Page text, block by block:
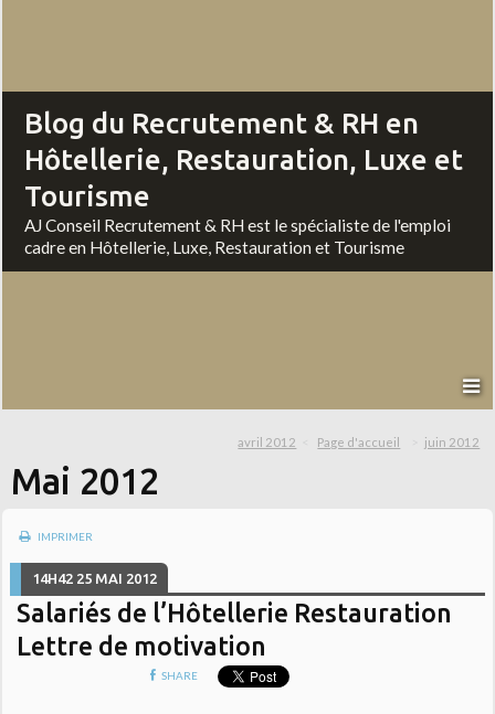
Blog du Recrutement & RH en
Hôtellerie, Restauration, Luxe et
Tourisme
AJ Conseil Recrutement & RH est le spécialiste de l'emploi
cadre en Hôtellerie, Luxe, Restauration et Tourisme
avril 2012 Page d'accueil juin 2012
Mai 2012
IMPRIMER
14H42 25 MAI 2012
Salariés de l’Hôtellerie Restauration
Lettre de motivation
SHARE